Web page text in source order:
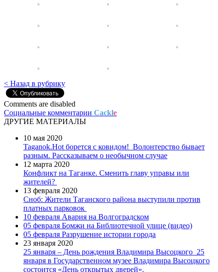
< Назад в рубрику
Comments are disabled
Социальные комментарии Cackle
ДРУГИЕ МАТЕРИАЛЫ
10 мая 2020
Taganok.Hot борется с ковидом! Волонтерство бывает
разным. Рассказываем о необычном случае
12 марта 2020
Конфликт на Таганке. Сменить главу управы или
жителей?
13 февраля 2020
Сноб: Жители Таганского района выступили против
платных парковок
10 февраля Авария на Волгоградском
05 февраля Бомжи на Библиотечной улице (видео)
05 февраля Разрушение истории города
23 января 2020
25 января – День рождения Владимира Высоцкого 25
января в Государственном музее Владимира Высоцкого
состоится «День открытых дверей».